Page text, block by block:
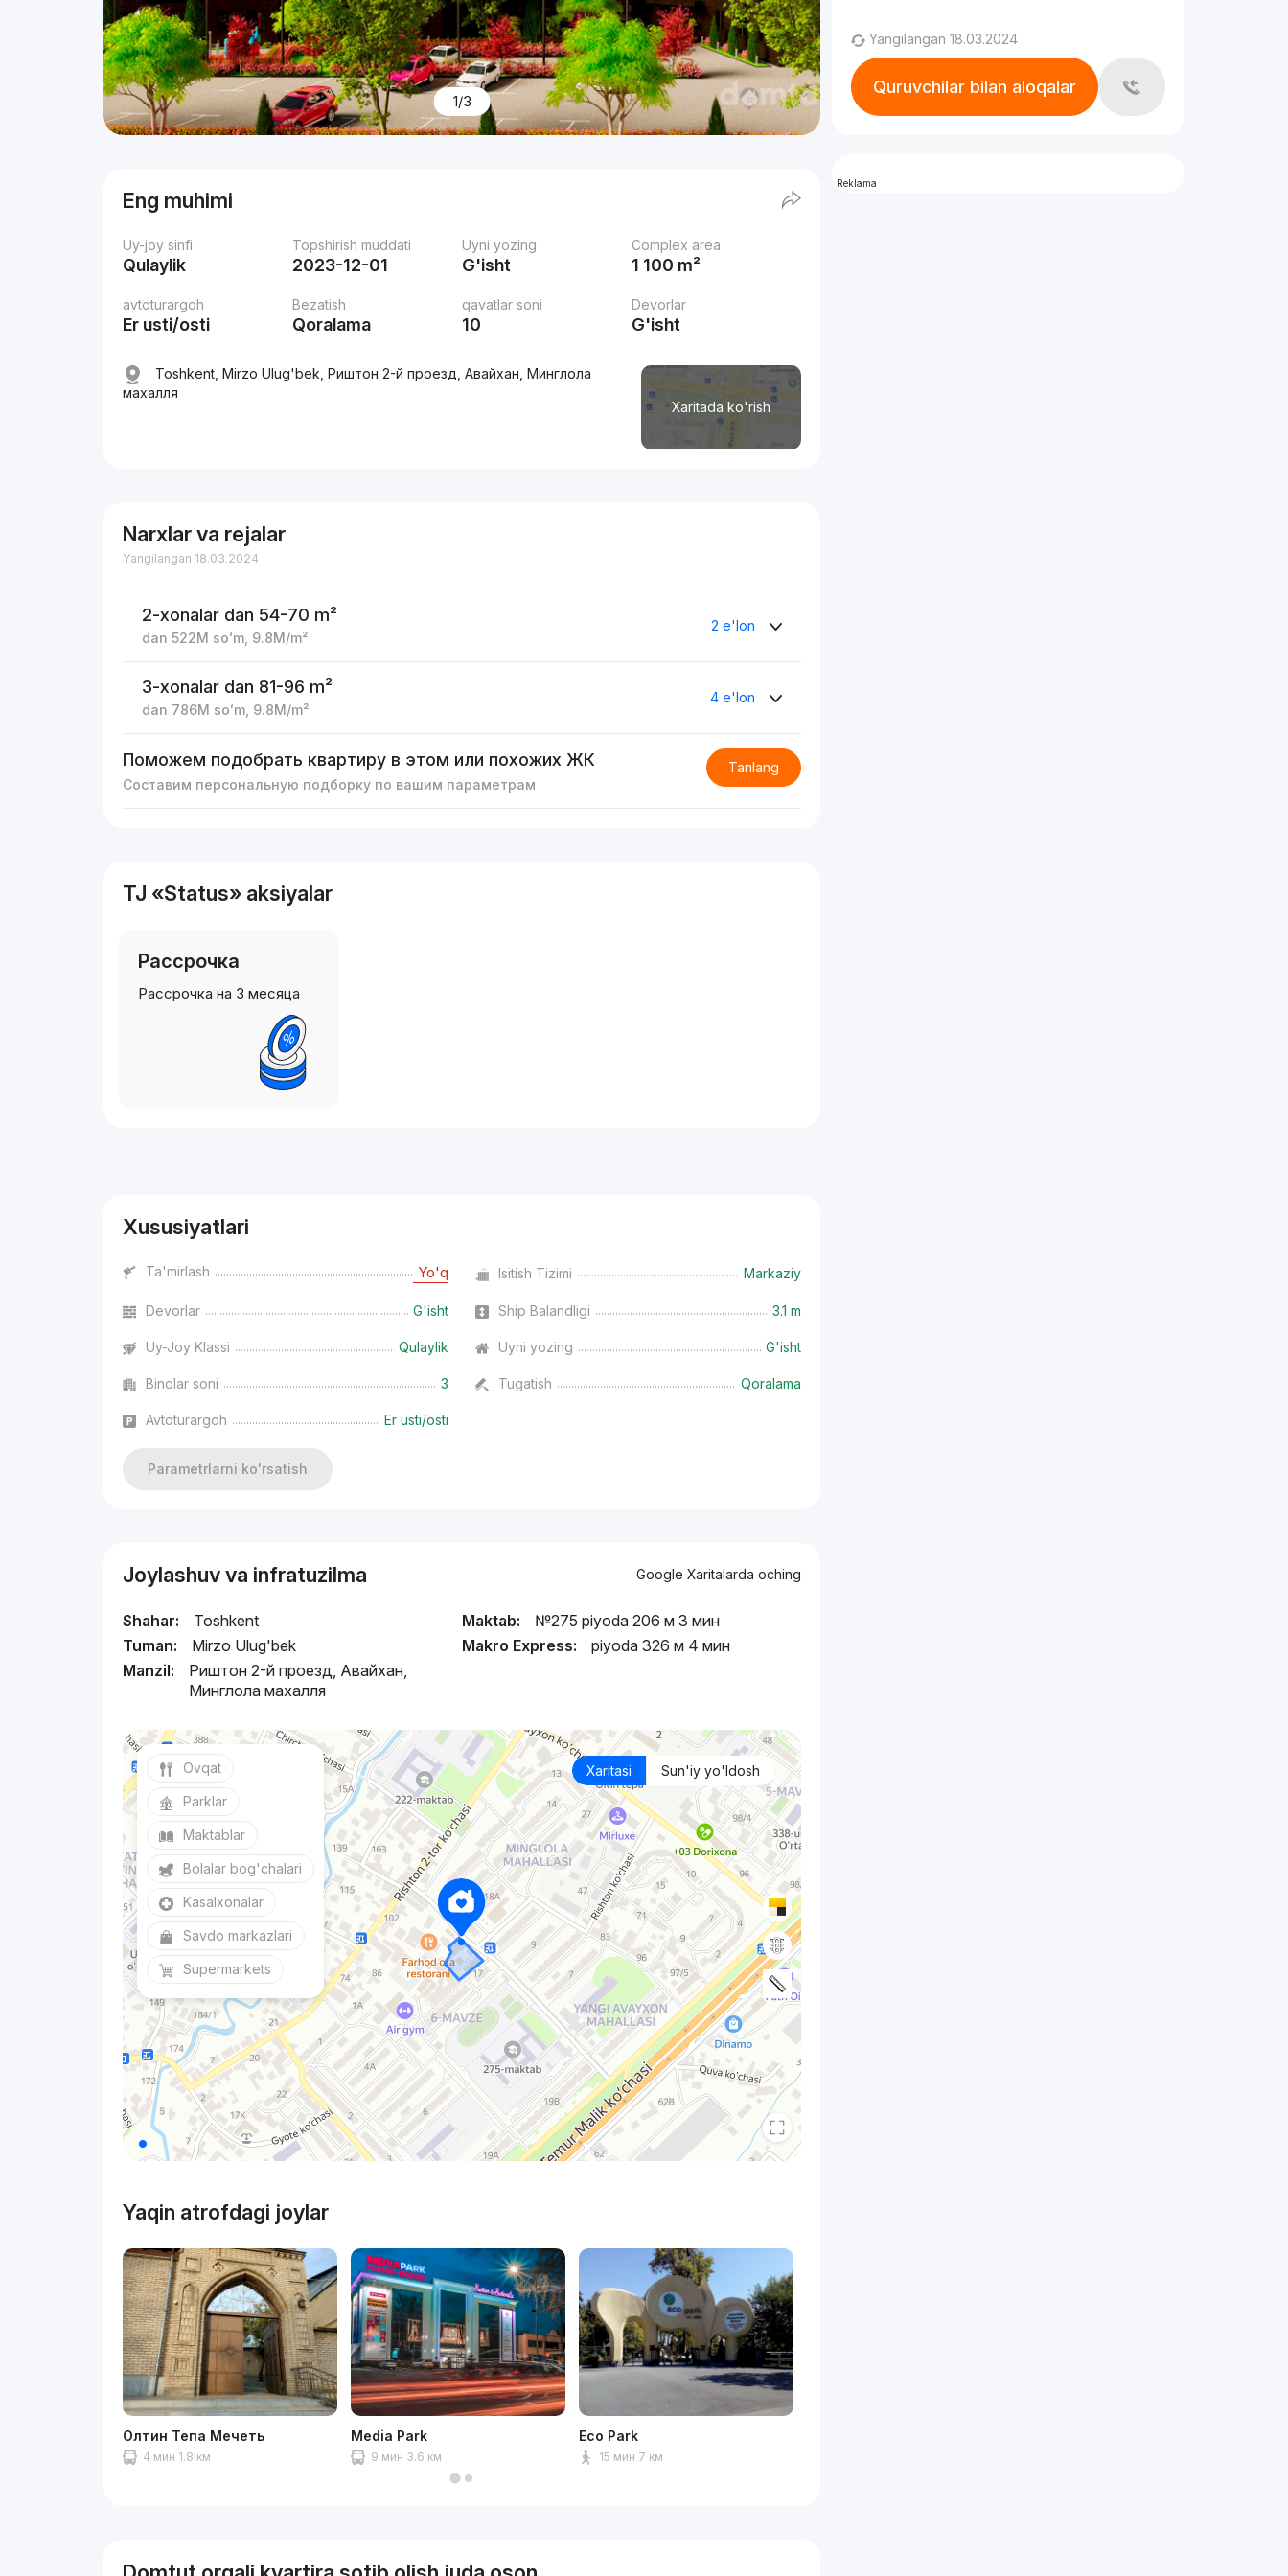
1/3
Eng muhimi
Uy-joy sinfi
Qulaylik
Topshirish muddati
2023-12-01
Uyni yozing
G'isht
Complex area
1 100 m²
avtoturargoh
Er usti/osti
Bezatish
Qoralama
qavatlar soni
10
Devorlar
G'isht
Xaritada ko'rish
Toshkent, Mirzo Ulug'bek, Риштон 2-й проезд, Авайхан, Минглола
махалля
Narxlar va rejalar
Yangilangan 18.03.2024
2-xonalar dan 54-70 m²
dan522M soʻm 9.8M/m²
2 e'lon
3-xonalar dan 81-96 m²
dan 786M soʻm 9.8M/m²
4 e'lon
Поможем подобрать квартиру в этом или похожих ЖК
Составим персональную подборку по вашим параметрам
Tanlang
TJ «Status» aksiyalar
Рассрочка
Рассрочка на 3 месяца
Xususiyatlari
Ta'mirlash Yo'q Isitish Tizimi Markaziy
Devorlar G'isht Ship Balandligi 3.1 m
Uy-Joy Klassi Qulaylik Uyni yozing G'isht
Binolar soni 3 Tugatish Qoralama
Avtoturargoh Er usti/osti
Parametrlarni ko'rsatish
Joylashuv va infratuzilma Google Xaritalarda oching
Shahar:
Toshkent
Tuman:
Mirzo Ulug'bek
Manzil:
Риштон 2-й проезд, Авайхан,
Минглола махалля
Maktab:
№275 piyoda 206 м 3 мин
Makro Express:
piyoda 326 м 4 мин
Xaritasi Sun'iy yo'ldosh
Ovqat
Parklar
Maktablar
Bolalar bog'chalari
Kasalxonalar
Savdo markazlari
Supermarkets
Yaqin atrofdagi joylar
Олтин Тепа Мечеть
4 мин 1.8 км
Media Park
9 мин 3.6 км
Eco Park
15 мин 7 км
Yangilangan 18.03.2024
Quruvchilar bilan aloqalar
Reklama